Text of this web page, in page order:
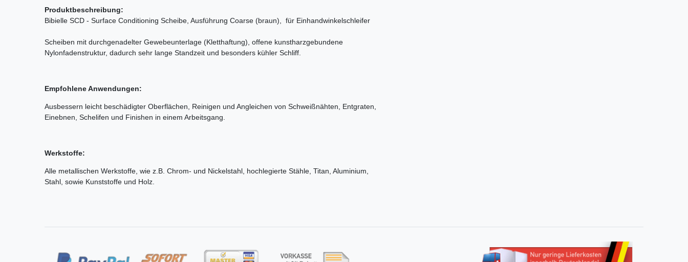
Produktbeschreibung:
Bibielle SCD - Surface Conditioning Scheibe, Ausführung Coarse (braun), für Einhandwinkelschleifer
Scheiben mit durchgenadelter Gewebeunterlage (Kletthaftung), offene kunstharzgebundene
Nylonfadenstruktur, dadurch sehr lange Standzeit und besonders kühler Schliff.
Empfohlene Anwendungen:
Ausbessern leicht beschädigter Oberflächen, Reinigen und Angleichen von Schweißnähten, Entgraten,
Einebnen, Schelifen und Finishen in einem Arbeitsgang.
Werkstoffe:
Alle metallischen Werkstoffe, wie z.B. Chrom- und Nickelstahl, hochlegierte Stähle, Titan, Aluminium,
Stahl, sowie Kunststoffe und Holz.